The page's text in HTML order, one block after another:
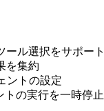
ール選択をサポート
を集約
ントの設定
の実行を一時停